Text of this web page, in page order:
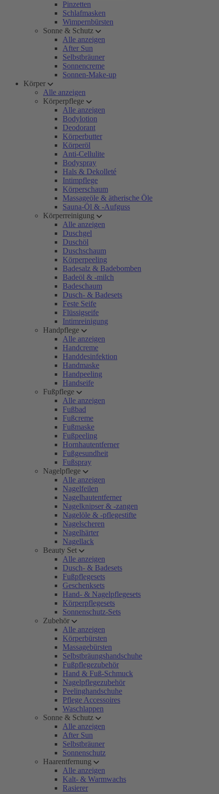
Pinzetten
Schlafmasken
Wimpernbürsten
Sonne & Schutz
Alle anzeigen
After Sun
Selbstbräuner
Sonnencreme
Sonnen-Make-up
Körper
Alle anzeigen
Körperpflege
Alle anzeigen
Bodylotion
Deodorant
Körperbutter
Körperöl
Anti-Cellulite
Bodyspray
Hals & Dekolleté
Intimpflege
Körperschaum
Massageöle & ätherische Öle
Sauna-Öl & -Aufguss
Körperreinigung
Alle anzeigen
Duschgel
Duschöl
Duschschaum
Körperpeeling
Badesalz & Badebomben
Badeöl & -milch
Badeschaum
Dusch- & Badesets
Feste Seife
Flüssigseife
Intimreinigung
Handpflege
Alle anzeigen
Handcreme
Handdesinfektion
Handmaske
Handpeeling
Handseife
Fußpflege
Alle anzeigen
Fußbad
Fußcreme
Fußmaske
Fußpeeling
Hornhautentferner
Fußgesundheit
Fußspray
Nagelpflege
Alle anzeigen
Nagelfeilen
Nagelhautentferner
Nagelknipser & -zangen
Nagelöle & -pflegestifte
Nagelscheren
Nagelhärter
Nagellack
Beauty Set
Alle anzeigen
Dusch- & Badesets
Fußpflegesets
Geschenksets
Hand- & Nagelpflegesets
Körperpflegesets
Sonnenschutz-Sets
Zubehör
Alle anzeigen
Körperbürsten
Massagebürsten
Selbstbräungshandschuhe
Fußpflegezubehör
Hand & Fuß-Schmuck
Nagelpflegezubehör
Peelinghandschuhe
Pflege Accessoires
Waschlappen
Sonne & Schutz
Alle anzeigen
After Sun
Selbstbräuner
Sonnenschutz
Haarentfernung
Alle anzeigen
Kalt- & Warmwachs
Rasierer